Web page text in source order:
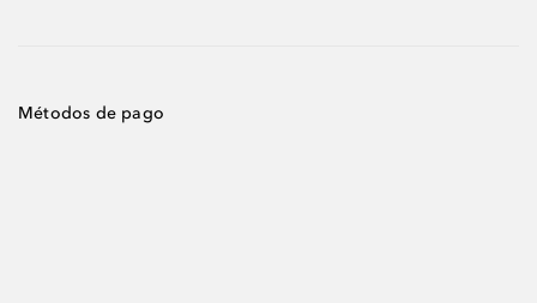
Métodos de pago